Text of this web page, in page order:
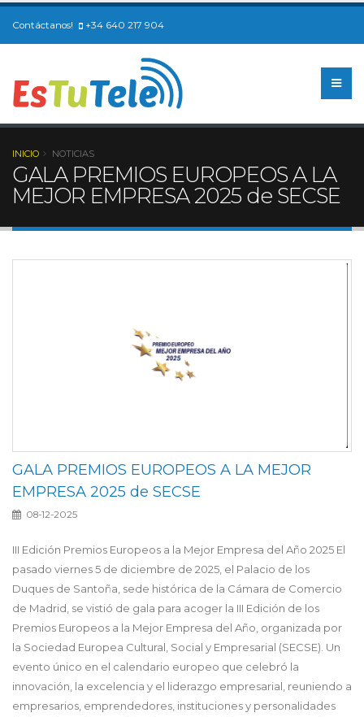
Contáctanos! +34 640 217 904
INICIO NOTICIAS
GALA PREMIOS EUROPEOS A LA
MEJOR EMPRESA 2025 de SECSE
GALA PREMIOS EUROPEOS A LA MEJOR
EMPRESA 2025 de SECSE
08-12-2025
III Edición Premios Europeos a la Mejor Empresa del Año 2025 El
pasado viernes 5 de diciembre de 2025, el Palacio de los
Duques de Santoña, sede histórica de la Cámara de Comercio
de Madrid, se vistió de gala para acoger la III Edición de los
Premios Europeos a la Mejor Empresa del Año, organizada por
la Sociedad Europea Cultural, Social y Empresarial (SECSE). Un
evento único en el calendario europeo que celebró la
innovación, la excelencia y el liderazgo empresarial, reuniendo a
empresarios, emprendedores, instituciones y personalidades